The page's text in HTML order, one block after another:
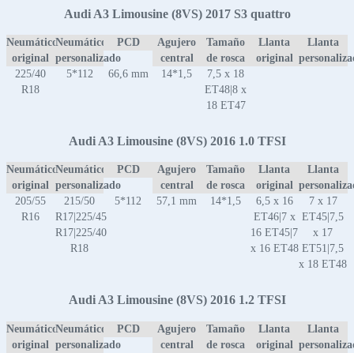
Audi A3 Limousine (8VS) 2017 S3 quattro
Neumático
original
Neumático
personalizado
PCD
Agujero
central
Tamaño
de rosca
Llanta
original
Llanta
225/40
R18
5*112 66,6 mm 14*1,5
7,5 x 18
ET48|8 x
18 ET47
Audi A3 Limousine (8VS) 2016 1.0 TFSI
Neumático
original
Neumático
personalizado
PCD
Agujero
central
Tamaño
de rosca
Llanta
original
Llanta
205/55
R16
215/50
R17|225/45
R17|225/40
R18
5*112 57,1 mm 14*1,5
6,5 x 16
ET46|7 x
16 ET45|7
x 16 ET48
7 x 17
ET45|7,5
x 17
ET51|7,5
x 18 ET48
Audi A3 Limousine (8VS) 2016 1.2 TFSI
Neumático
original
Neumático
personalizado
PCD
Agujero
central
Tamaño
de rosca
Llanta
original
Llanta